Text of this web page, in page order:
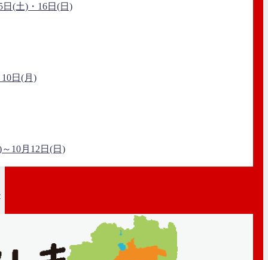
(土)・16日(日)
日(月)
10月12日(日)